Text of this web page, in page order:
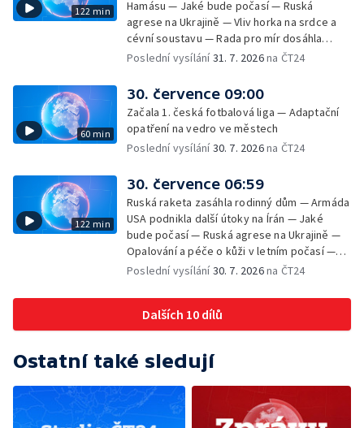
122 min
Hamásu — Jaké bude počasí — Ruská
agrese na Ukrajině — Vliv horka na srdce a
cévní soustavu — Rada pro mír dosáhla
dohody o odzbrojení Hamásu — Dokument
začíná výplata superdávky — Tropické
teploty zatěžují i volně žijící zvířata
Poslední vysílání31. 7. 2026na ČT24
60 min
30. července 09:00
Začala 1. česká fotbalová liga — Adaptační
opatření na vedro ve městech
Poslední vysílání30. 7. 2026na ČT24
122 min
30. července 06:59
Ruská raketa zasáhla rodinný dům — Armáda
USA podnikla další útoky na Írán — Jaké
bude počasí — Ruská agrese na Ukrajině —
Opalování a péče o kůži v letním počasí —
Filmové premiéry — Komedie Dovolená v
na chování řidičů
Poslední vysílání30. 7. 2026na ČT24
Dalších 10 dílů
Ostatní také sledují